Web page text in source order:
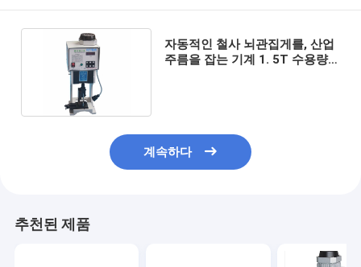
자동적인 철사 뇌관집게를, 산업
주름을 잡는 기계 1. 5T 수용량
계속하다
추천된 제품